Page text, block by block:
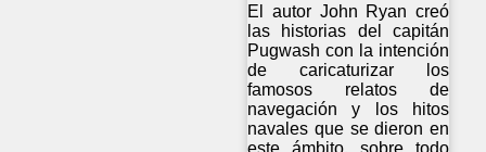
El autor John Ryan creó
las historias del capitán
Pugwash con la intención
de caricaturizar los
famosos relatos de
navegación y los hitos
navales que se dieron en
este ámbito, sobre todo